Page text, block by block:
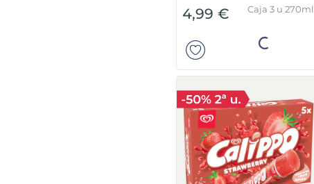
4,99 € Caja 3 u 270ml
Añadir